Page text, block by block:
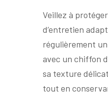
Veillez à
d’entretien
régulièrement
avec un chiffon
sa texture
tout en